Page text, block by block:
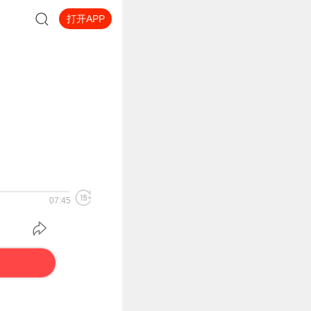
打开APP
07:45